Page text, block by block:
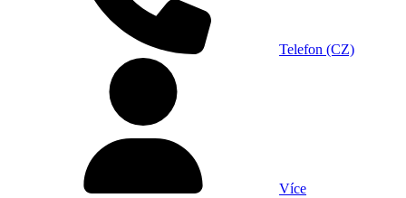
Telefon (CZ)
Více